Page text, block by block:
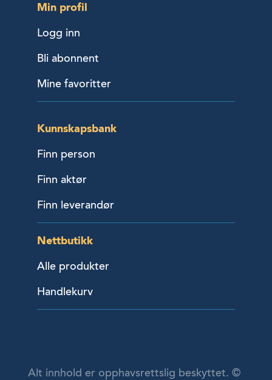
Min profil
Logg inn
Bli abonnent
Mine favoritter
Kunnskapsbank
Finn person
Finn aktør
Finn leverandør
Nettbutikk
Alle produkter
Handlekurv
Alt innhold er opphavsrettslig beskyttet. ©